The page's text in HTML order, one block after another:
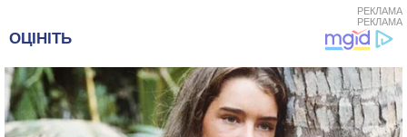
РЕКЛАМА
РЕКЛАМА